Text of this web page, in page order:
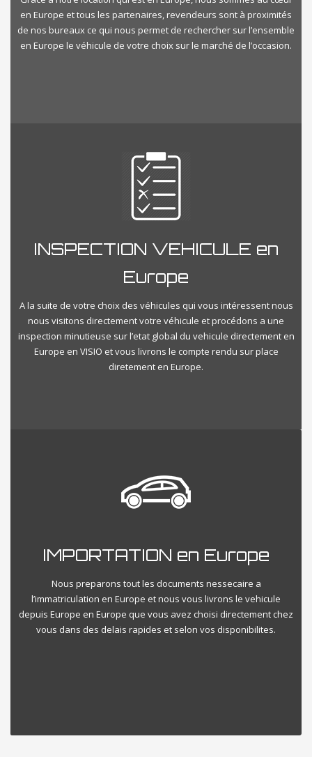
en Europe et tous les partenaires, revendeurs sont à proximités
de nos bureaux ce qui nous permet de rechercher sur l’ensemble
en Europe le véhicule de votre choix sur le marché de l’occasion.
INSPECTION VEHICULE en
Europe
A la suite de votre choix des véhicules qui vous intéressent nous
nous visitons directement votre véhicule et procédons a une
inspection minutieuse sur l’etat global du vehicule directement en
Europe en VISIO et vous livrons le compte rendu sur place
diretement en Europe.
IMPORTATION en Europe
Nous preparons tout les documents nessecaire a
l’immatriculation en Europe et nous vous livrons le vehicule
depuis Europe en Europe que vous avez choisi directement chez
vous dans des delais rapides et selon vos disponibilites.